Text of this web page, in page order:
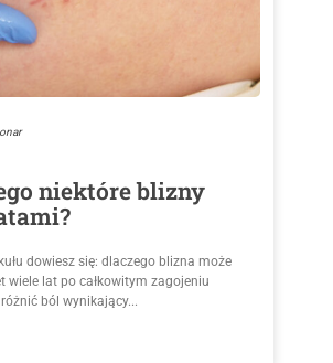
niektóre blizny
dowiesz się: dlaczego blizna może
wiele lat po całkowitym zagojeniu
ból wynikający...